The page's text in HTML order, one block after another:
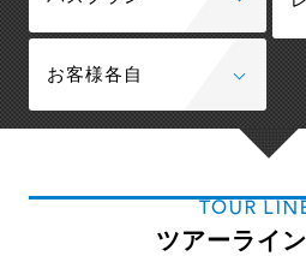
お客様各自
TOUR
ツアーライ